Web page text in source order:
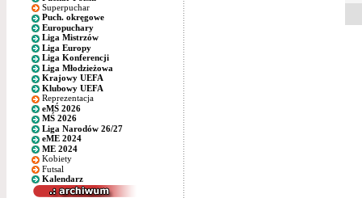
Superpuchar
Puch. okręgowe
Europuchary
Liga Mistrzów
Liga Europy
Liga Konferencji
Liga Młodzieżowa
Krajowy UEFA
Klubowy UEFA
Reprezentacja
eMŚ 2026
MŚ 2026
Liga Narodów 26/27
eME 2024
ME 2024
Kobiety
Futsal
Kalendarz